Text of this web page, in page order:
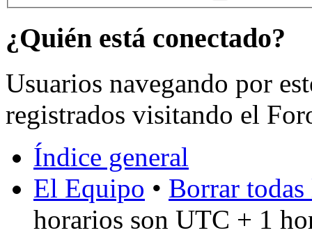
¿Quién está conectado?
Usuarios navegando por
registrados visitando el
Índice general
El Equipo • Borrar
horarios son UTC + 1